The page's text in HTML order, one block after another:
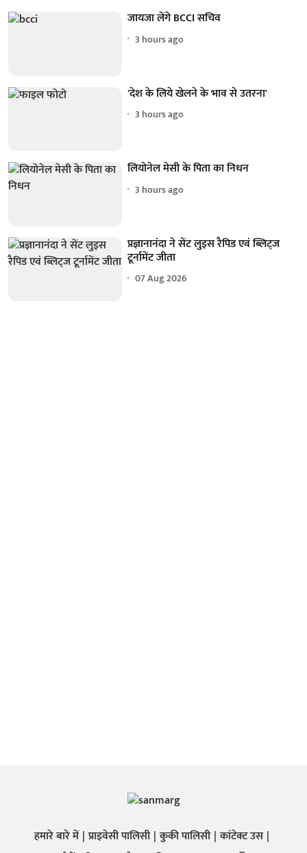
जायजा लेंगे BCCI सचिव
3 hours ago
'देश के लिये खेलने के भाव से उतरना'
3 hours ago
लियोनेल मेसी के पिता का निधन
3 hours ago
प्रज्ञानानंदा ने सेंट लुइस रैपिड एवं ब्लिट्ज
टूर्नामेंट जीता
07 Aug 2026
हमारे बारे में प्राइवेसी पालिसी कुकी पालिसी कांटेक्ट उस